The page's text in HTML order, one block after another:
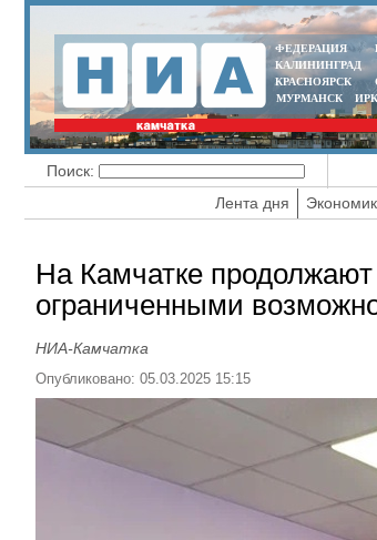
ФЕДЕРАЦИЯ
КАЛИНИНГРАД
КРАСНОЯРСК
МУРМАНСК
Поиск:
Лента дня
На Камчатке продолжают
ограниченными
НИА-Камчатка
Опубликовано: 05.03.2025 15:15